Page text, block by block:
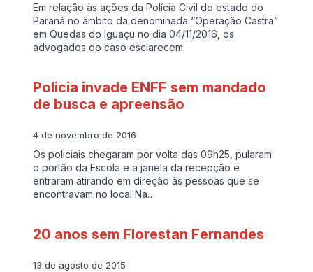
Em relação às ações da Polícia Civil do estado do
Paraná no âmbito da denominada “Operação Castra”
em Quedas do Iguaçu no dia 04/11/2016, os
advogados do caso esclarecem:
Policia invade ENFF sem mandado
de busca e apreensão
4 de novembro de 2016
Os policiais chegaram por volta das 09h25, pularam
o portão da Escola e a janela da recepção e
entraram atirando em direção às pessoas que se
encontravam no local Na…
20 anos sem Florestan Fernandes
13 de agosto de 2015